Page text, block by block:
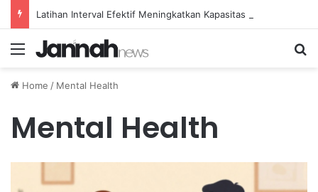
Menu
Home / Mental Health
Mental Health